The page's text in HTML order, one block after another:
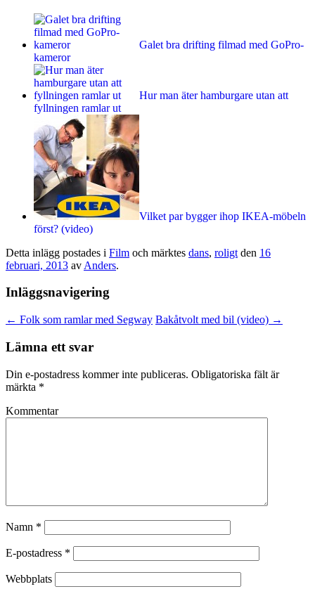
Galet bra drifting filmad med GoPro-
kameror
Hur man äter hamburgare utan att
fyllningen ramlar ut
Vilket par bygger ihop IKEA-möbeln
först? (video)
Detta inlägg postades i Film och märktes dans, roligt den 16
februari, 2013 av Anders.
Inläggsnavigering
← Folk som ramlar med Segway Bakåtvolt med bil (video) →
Lämna ett svar
Din e-postadress kommer inte publiceras. Obligatoriska fält är
märkta *
Kommentar
Namn *
E-postadress *
Webbplats